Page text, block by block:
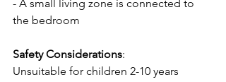
- A small living zone is connected to
the bedroom
Safety Considerations:
Unsuitable for children 2-10 years